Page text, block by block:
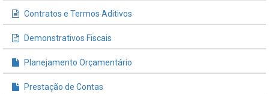
Contratos e Termos Aditivos
Demonstrativos Fiscais
Planejamento Orçamentário
Prestação de Contas